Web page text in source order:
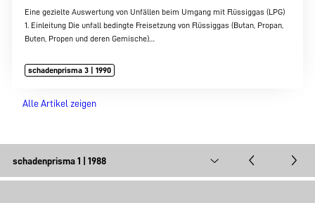
Eine gezielte Auswertung von Unfällen beim Umgang mit Flüssiggas (LPG)
1. Einleitung Die unfall bedingte Freisetzung von Flüssiggas (Butan, Propan,
Buten, Propen und deren Gemische)…
schadenprisma 3 | 1990
Alle Artikel zeigen